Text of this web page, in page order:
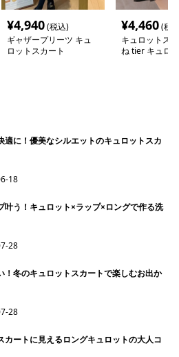
¥4,940(税込)
ギャザープリーツ キュ
ロットスカート
¥4,460(税
キュロットス
ね tier キュロ
適に！優美なシルエットのキュロットスカ
18
叶う！キュロット×ラップ×ロングで作る洗
28
！冬のキュロットスカートで楽しむお出か
28
カートに見えるロングキュロットの大人コ